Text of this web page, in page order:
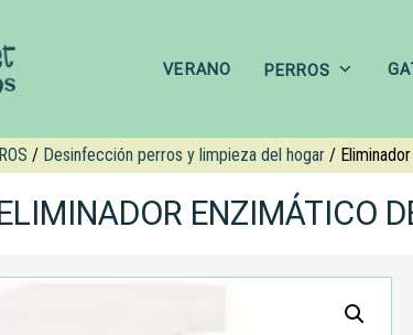
VERANO PERROS
/ Desinfección perros y limpieza del hogar /
ELIMINADOR ENZIMÁTICO